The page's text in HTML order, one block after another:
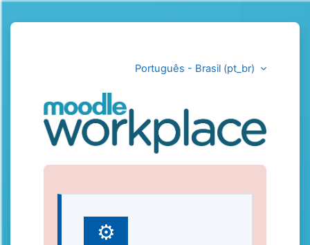
Ir para o conteúdo principal
Português - Brasil ‎(pt_br)‎
HCPA
⚙